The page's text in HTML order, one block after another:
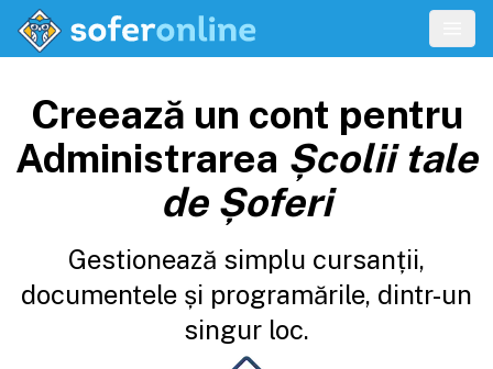
Creează un cont pentru
Administrarea Școlii tale
de Șoferi
Gestionează simplu cursanții,
documentele și programările, dintr-un
singur loc.